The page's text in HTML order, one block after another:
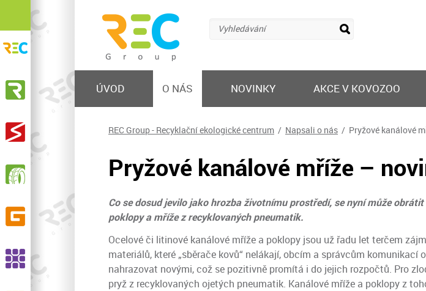
ÚVOD O NÁS NOVINKY AKCE V KOVOZOO
Vyhledávání
REC Group - Recyklační ekologické centrum / Napsali o nás / Pryžové kanálové
Pryžové kanálové mříže –
Co se dosud jevilo jako hrozba životnímu prostředí, se nyní může
poklopy a mříže z recyklovaných pneumatik.
Ocelové či litinové kanálové mříže a poklopy jsou už řadu let terčem
materiálů, které „sběrače kovů“ nelákají, obcím a správcům
nahrazovat novými, což se pozitivně promítá i do jejich rozpočtů. Pro
pryž z recyklovaných ojetých pneumatik. Kanálové mříže a poklopy z
Recyklační ekologické centrum
KOVOSTEEL Recycling, s.r.o.
Výkup železa a barevných kovů, prodej hutního
materiálu, nakládání s odpadem
Výkup a zpracování elektroodpadu
RPG Recycling, s.r.o.
Sběr, svoz, recyklace opotřebených pneumatik,
GELPO s.r.o.
Výroba a prodej pryžových výrobků
Recyklace pryží, výroba EPDM granulátu a SBR
drásaniny